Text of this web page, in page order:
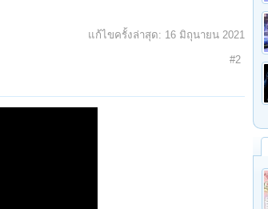
แก้ไขครั้งล่าสุด: 16 มิถุนายน 2021
#2